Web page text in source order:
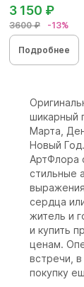
3600 ₽ -13%
3 150 ₽
Подробнее
шикарный
Марта,
Новый
АртФлора
стильные
сердца
житель и
и купить
ценам.
встречи,
покупку